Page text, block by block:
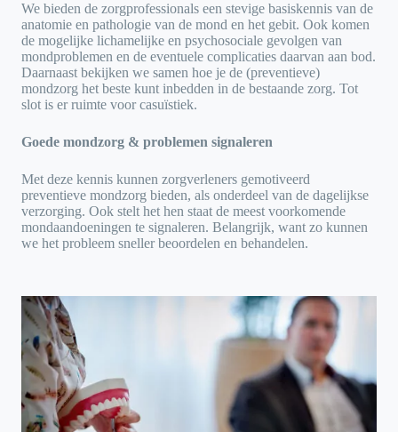
We bieden de zorgprofessionals een stevige basiskennis van de
anatomie en pathologie van de mond en het gebit. Ook komen
de mogelijke lichamelijke en psychosociale gevolgen van
mondproblemen en de eventuele complicaties daarvan aan bod.
Daarnaast bekijken we samen hoe je de (preventieve)
mondzorg het beste kunt inbedden in de bestaande zorg. Tot
slot is er ruimte voor casuïstiek.
Goede mondzorg & problemen signaleren
Met deze kennis kunnen zorgverleners gemotiveerd
preventieve mondzorg bieden, als onderdeel van de dagelijkse
verzorging. Ook stelt het hen staat de meest voorkomende
mondaandoeningen te signaleren. Belangrijk, want zo kunnen
we het probleem sneller beoordelen en behandelen.